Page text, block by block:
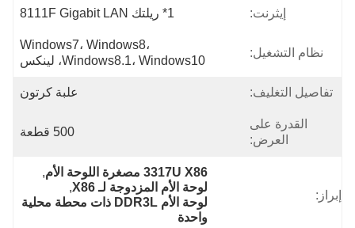
إيثرنت: 1* ريلتك 8111F Gigabit LAN
نظام التشغيل:
Windows7، Windows8،
Windows8.1، Windows10، لينكس
تفاصيل التغليف: علبة كرتون
القدرة على
العرض:
500 قطعة
إبراز:
3317U X86 مصغرة اللوحة الأم
,
لوحة الأم المزدوجة لـ X86
,
لوحة الأم DDR3L ذات محطة محلية
واحدة